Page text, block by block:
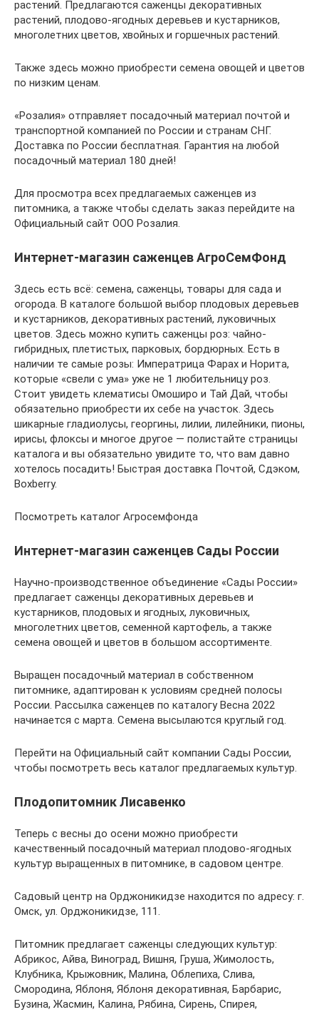
растений. Предлагаются саженцы декоративных
растений, плодово-ягодных деревьев и кустарников,
многолетних цветов, хвойных и горшечных растений.
Также здесь можно приобрести семена овощей и цветов
по низким ценам.
«Розалия» отправляет посадочный материал почтой и
транспортной компанией по России и странам СНГ.
Доставка по России бесплатная. Гарантия на любой
посадочный материал 180 дней!
Для просмотра всех предлагаемых саженцев из
питомника, а также чтобы сделать заказ перейдите на
Официальный сайт ООО Розалия.
Интернет-магазин саженцев АгроСемФонд
Здесь есть всё: семена, саженцы, товары для сада и
огорода. В каталоге большой выбор плодовых деревьев
и кустарников, декоративных растений, луковичных
цветов. Здесь можно купить саженцы роз: чайно-
гибридных, плетистых, парковых, бордюрных. Есть в
наличии те самые розы: Императрица Фарах и Норита,
которые «свели с ума» уже не 1 любительницу роз.
Стоит увидеть клематисы Омоширо и Тай Дай, чтобы
обязательно приобрести их себе на участок. Здесь
шикарные гладиолусы, георгины, лилии, лилейники, пионы,
ирисы, флоксы и многое другое — полистайте страницы
каталога и вы обязательно увидите то, что вам давно
хотелось посадить! Быстрая доставка Почтой, Сдэком,
Boxberry.
Посмотреть каталог Агросемфонда
Интернет-магазин саженцев Сады России
Научно-производственное объединение «Сады России»
предлагает саженцы декоративных деревьев и
кустарников, плодовых и ягодных, луковичных,
многолетних цветов, семенной картофель, а также
семена овощей и цветов в большом ассортименте.
Выращен посадочный материал в собственном
питомнике, адаптирован к условиям средней полосы
России. Рассылка саженцев по каталогу Весна 2022
начинается с марта. Семена высылаются круглый год.
Перейти на Официальный сайт компании Сады России,
чтобы посмотреть весь каталог предлагаемых культур.
Плодопитомник Лисавенко
Теперь с весны до осени можно приобрести
качественный посадочный материал плодово-ягодных
культур выращенных в питомнике, в садовом центре.
Садовый центр на Орджоникидзе находится по адресу: г.
Омск, ул. Орджоникидзе, 111.
Питомник предлагает саженцы следующих культур:
Абрикос, Айва, Виноград, Вишня, Груша, Жимолость,
Клубника, Крыжовник, Малина, Облепиха, Слива,
Смородина, Яблоня, Яблоня декоративная, Барбарис,
Бузина, Жасмин, Калина, Рябина, Сирень, Спирея,